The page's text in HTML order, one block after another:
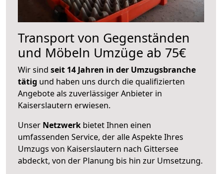
Transport von Gegenständen
und Möbeln Umzüge ab 75€
Wir sind seit 14 Jahren in der Umzugsbranche
tätig und haben uns durch die qualifizierten
Angebote als zuverlässiger Anbieter in
Kaiserslautern erwiesen.
Unser Netzwerk bietet Ihnen einen
umfassenden Service, der alle Aspekte Ihres
Umzugs von Kaiserslautern nach Gittersee
abdeckt, von der Planung bis hin zur Umsetzung.